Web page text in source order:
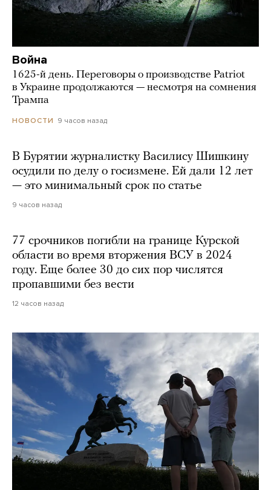
Война
1625-й день. Переговоры о производстве Patriot
в Украине продолжаются — несмотря на сомнения
Трампа
НОВОСТИ 9 часов назад
В Бурятии журналистку Василису Шишкину
осудили по делу о госизмене. Ей дали 12 лет
— это минимальный срок по статье
9 часов назад
77 срочников погибли на границе Курской
области во время вторжения ВСУ в 2024
году. Еще более 30 до сих пор числятся
пропавшими без вести
12 часов назад